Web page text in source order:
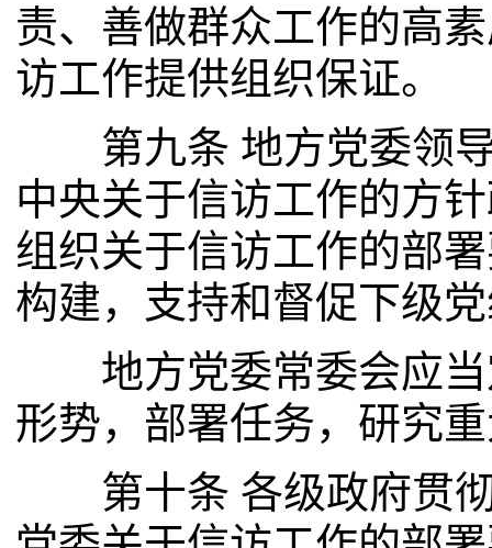
责、善做群众工作的高
访工作提供组织保证。
第九条 地方党委领导
中央关于信访工作的方
组织关于信访工作的部
构建，支持和督促下级
地方党委常委会应当
形势，部署任务，研究
第十条 各级政府贯彻